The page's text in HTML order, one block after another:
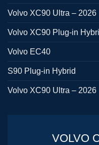
Volvo XC90 Ultra – 2026
Volvo XC90 Plug-in
Volvo EC40
S90 Plug-in Hybrid
Volvo XC90 Ultra – 2026
VOLVO